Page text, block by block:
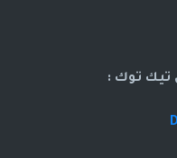
توك :